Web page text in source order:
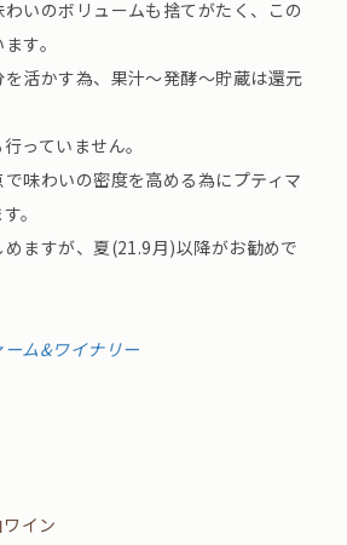
いのボリュームも捨てがたく、この
す。
活かす為、果汁～発酵～貯蔵は還元
っていません。
味わいの密度を高める為にプティマ
。
ますが、夏(21.9月)以降がお勧めで
ーム&ワイナリー
ワイン